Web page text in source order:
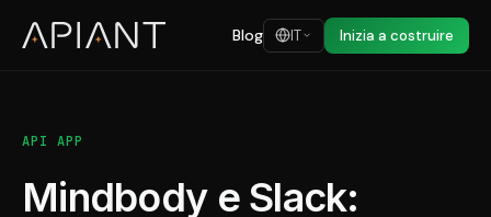
Blog IT Inizia a costruire
API APP
Mindbody e Slack: